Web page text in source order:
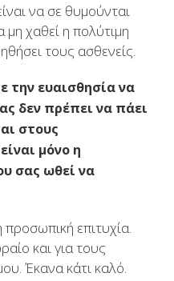
να σε θυμούνται
μη χαθεί η πολύτιμη
τους ασθενείς.
την ευαισθησία να
δεν πρέπει να πάει
στους
μόνο η
σας ωθεί να
προσωπική επιτυχία.
και για τους
Έκανα κάτι καλό.